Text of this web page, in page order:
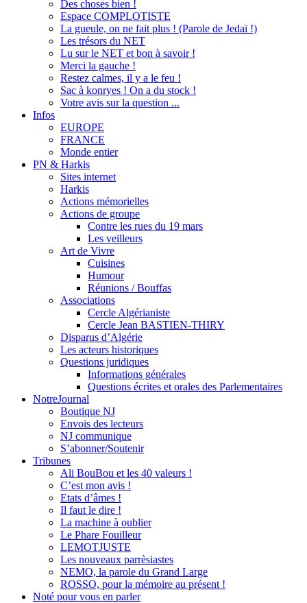
Des choses bien !
Espace COMPLOTISTE
La gueule, on ne fait plus ! (Parole de Jedaï !)
Les trésors du NET
Lu sur le NET et bon à savoir !
Merci la gauche !
Restez calmes, il y a le feu !
Sac à konryes ! On a du stock !
Votre avis sur la question ...
Infos
EUROPE
FRANCE
Monde entier
PN & Harkis
Sites internet
Harkis
Actions mémorielles
Actions de groupe
Contre les rues du 19 mars
Les veilleurs
Art de Vivre
Cuisines
Humour
Réunions / Bouffas
Associations
Cercle Algérianiste
Cercle Jean BASTIEN-THIRY
Disparus d’Algérie
Les acteurs historiques
Questions juridiques
Informations générales
Questions écrites et orales des Parlementaires
NotreJournal
Boutique NJ
Envois des lecteurs
NJ communique
S’abonner/Soutenir
Tribunes
Ali BouBou et les 40 valeurs !
C’est mon avis !
Etats d’âmes !
Il faut le dire !
La machine à oublier
Le Phare Fouilleur
LEMOTJUSTE
Les nouveaux parrèsiastes
NEMO, la parole du Grand Large
ROSSO, pour la mémoire au présent !
Noté pour vous en parler